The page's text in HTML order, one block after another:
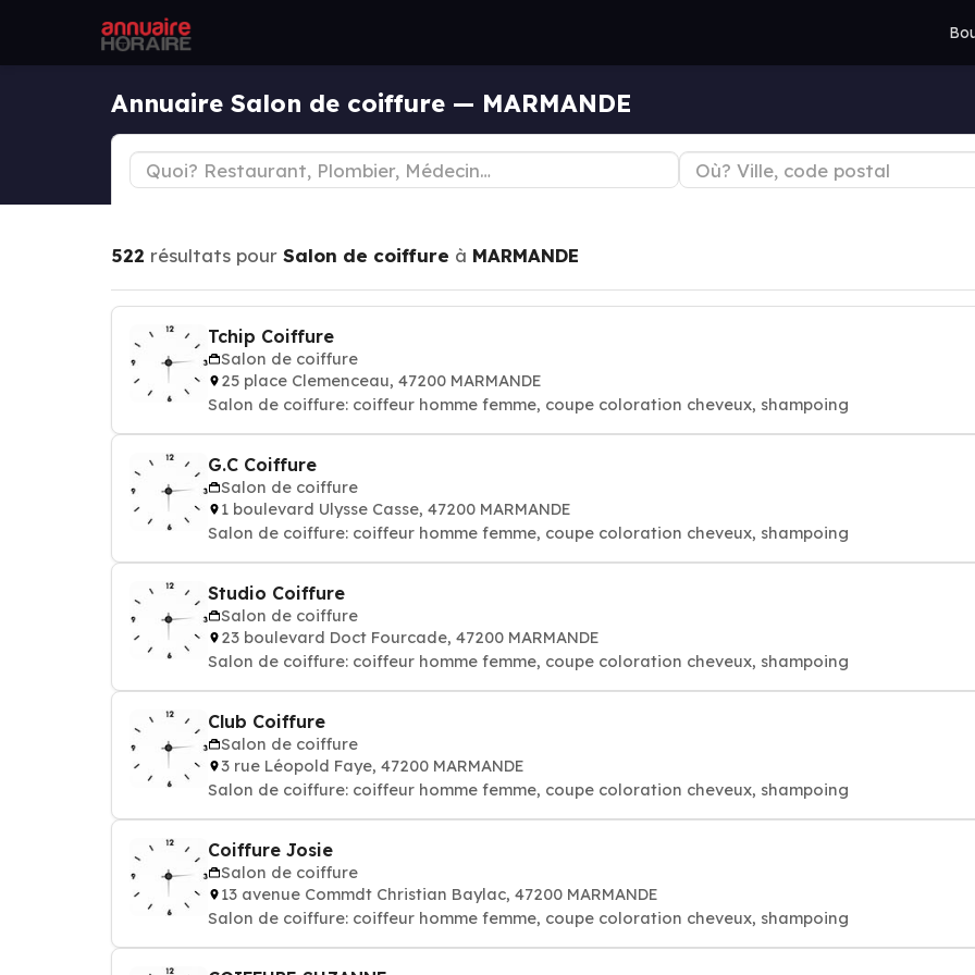
Annuaire Salon de coiffure — MARMANDE
522 résultats pour Salon de coiffure à MARMANDE
Tchip Coiffure
Salon de coiffure
25 place Clemenceau, 47200 MARMANDE
Salon de coiffure: coiffeur homme femme, coupe coloration cheveux, shampoing
G.C Coiffure
Salon de coiffure
1 boulevard Ulysse Casse, 47200 MARMANDE
Salon de coiffure: coiffeur homme femme, coupe coloration cheveux, shampoing
Studio Coiffure
Salon de coiffure
23 boulevard Doct Fourcade, 47200 MARMANDE
Salon de coiffure: coiffeur homme femme, coupe coloration cheveux, shampoing
Club Coiffure
Salon de coiffure
3 rue Léopold Faye, 47200 MARMANDE
Salon de coiffure: coiffeur homme femme, coupe coloration cheveux, shampoing
Coiffure Josie
Salon de coiffure
13 avenue Commdt Christian Baylac, 47200 MARMANDE
Salon de coiffure: coiffeur homme femme, coupe coloration cheveux, shampoing